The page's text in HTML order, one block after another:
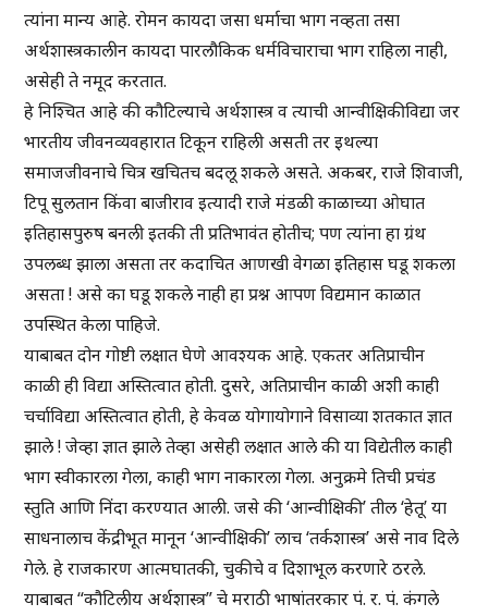
त्यांना मान्य आहे. रोमन कायदा जसा धर्माचा भाग नव्हता तसा
अर्थशास्त्रकालीन कायदा पारलौकिक धर्मविचाराचा भाग राहिला नाही,
असेही ते नमूद करतात.
हे निश्चित आहे की कौटिल्याचे अर्थशास्त्र व त्याची आन्वीक्षिकीविद्या जर
भारतीय जीवनव्यवहारात टिकून राहिली असती तर इथल्या
समाजजीवनाचे चित्र खचितच बदलू शकले असते. अकबर, राजे शिवाजी,
टिपू सुलतान किंवा बाजीराव इत्यादी राजे मंडळी काळाच्या ओघात
इतिहासपुरुष बनली इतकी ती प्रतिभावंत होतीच; पण त्यांना हा ग्रंथ
उपलब्ध झाला असता तर कदाचित आणखी वेगळा इतिहास घडू शकला
असता ! असे का घडू शकले नाही हा प्रश्न आपण विद्यमान काळात
उपस्थित केला पाहिजे.
याबाबत दोन गोष्टी लक्षात घेणे आवश्यक आहे. एकतर अतिप्राचीन
काळी ही विद्या अस्तित्वात होती. दुसरे, अतिप्राचीन काळी अशी काही
चर्चाविद्या अस्तित्वात होती, हे केवळ योगायोगाने विसाव्या शतकात ज्ञात
झाले ! जेव्हा ज्ञात झाले तेव्हा असेही लक्षात आले की या विद्येतील काही
भाग स्वीकारला गेला, काही भाग नाकारला गेला. अनुक्रमे तिची प्रचंड
स्तुति आणि निंदा करण्यात आली. जसे की ‘आन्वीक्षिकी’ तील ‘हेतू’ या
साधनालाच केंद्रीभूत मानून ‘आन्वीक्षिकी’ लाच ‘तर्कशास्त्र’ असे नाव दिले
गेले. हे राजकारण आत्मघातकी, चुकीचे व दिशाभूल करणारे ठरले.
याबाबत “कौटिलीय अर्थशास्त्र” चे मराठी भाषांतरकार पं. र. पं. कंगले